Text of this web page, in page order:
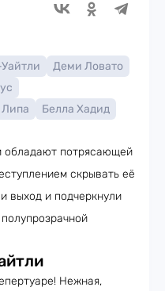
Деми Ловато
Белла Хадид
обладают потрясающей
скрывать её
выход и подчеркнули
Нежная,